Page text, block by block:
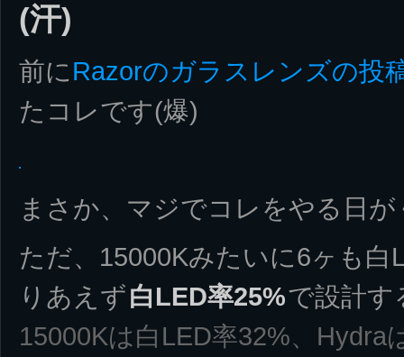
(汗)
前にRazorのガラスレンズの投
たコレです(爆)
まさか、マジでコレをやる日
ただ、15000Kみたいに6ヶも
りあえず白LED率25%で設計す
15000Kは白LED率32%、Hydra